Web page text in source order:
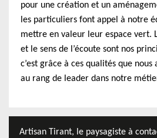
pour une création et un
les particuliers font appel à notre
mettre en valeur leur espace vert.
et le sens de l’écoute sont nos
c’est grâce à ces qualités que nous
au rang de leader dans notre
Artisan Tirant, le paysagiste à